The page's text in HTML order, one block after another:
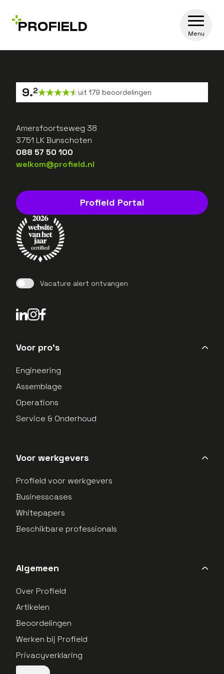
Menu
“Het draait niet alleen om de juiste
kandidaat, maar ook om het juiste bedrijf.
Jorn Kappert
Adviseur | Afdeling Service & Onderhoud -
Machinebouw
9.2 uit 179 beoordelingen
Amersfoortseweg 38
3751 LK Bunschoten
088 57 50 100
welkom@profield.nl
Profield Portal
Vacature alert ontvangen
Voor pro's
Engineering
Assemblage
Operations
Service & Onderhoud
Voor werkgevers
Profield voor werkgevers
Businesscases
Whitepapers
Beschikbare professionals
Algemeen
Over Profield
Artikelen
Beoordelingen
Werken bij Profield
Privacyverklaring